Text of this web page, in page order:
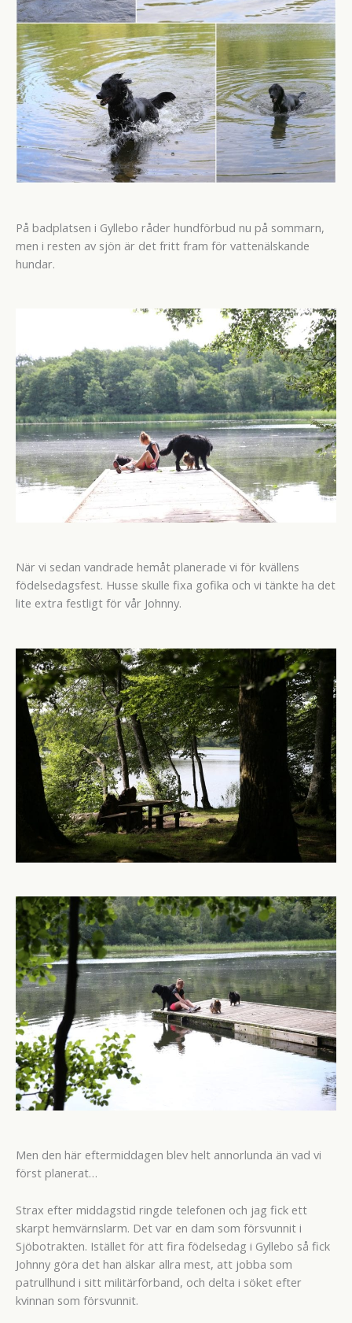
På badplatsen i Gyllebo råder hundförbud nu på sommarn,
men i resten av sjön är det fritt fram för vattenälskande
hundar.
När vi sedan vandrade hemåt planerade vi för kvällens
födelsedagsfest. Husse skulle fixa gofika och vi tänkte ha det
lite extra festligt för vår Johnny.
Men den här eftermiddagen blev helt annorlunda än vad vi
först planerat…
Strax efter middagstid ringde telefonen och jag fick ett
skarpt hemvärnslarm. Det var en dam som försvunnit i
Sjöbotrakten. Istället för att fira födelsedag i Gyllebo så fick
Johnny göra det han älskar allra mest, att jobba som
patrullhund i sitt militärförband, och delta i söket efter
kvinnan som försvunnit.